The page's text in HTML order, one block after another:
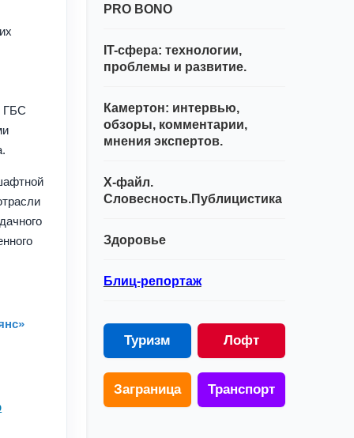
ГБС
PRO BONO
IT-сфера: технологии,
проблемы и развитие.
Камертон: интервью,
обзоры, комментарии,
мнения экспертов.
Х-файл.
Словесность.Публицистика
Здоровье
Блиц-репортаж
Туризм Лофт
Заграница Транспорт